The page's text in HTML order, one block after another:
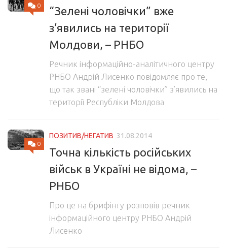
0
“Зелені чоловічки” вже
з’явились на території
Молдови, – РНБО
Речник інформаційно-аналітичного центру
РНБО Андрій Лисенко повідомляє про те,
що так звані “зелені чоловічки” з’явились на
території Республіки Молдова
0
ПОЗИТИВ/НЕГАТИВ 31.08.2014
Точна кількість російських
військ в Україні не відома, –
РНБО
Про це на брифінгу розповів речник
інформаційного центру РНБО Андрій
Лисенко